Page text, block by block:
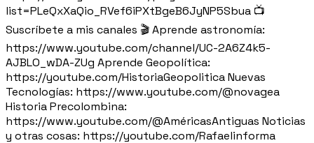
list=PLeQxXaQio_RVef6iPXtBgeB6JyNP5Sbua 📺
Suscríbete a mis canales 🎬 Aprende astronomía:
https://www.youtube.com/channel/UC-2A6Z4k5-
AJBLO_wDA-ZUg Aprende Geopolítica:
https://youtube.com/HistoriaGeopolitica Nuevas
Tecnologías: https://www.youtube.com/@novagea
Historia Precolombina:
https://www.youtube.com/@AméricasAntiguas Noticias
y otras cosas: https://youtube.com/Rafaelinforma